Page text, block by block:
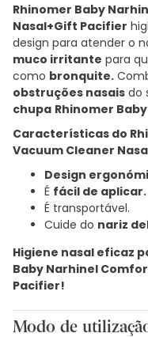
Rhinomer Baby
Nasal+Gift Pacifier
design para atender o
muco irritante para
como bronquite.
obstruções nasais do
chupa Rhinomer Baby
Características do
Vacuum Cleaner
Design
É fácil de aplicar.
É transportável.
Cuide do nariz
Higiene nasal eficaz
Baby Narhinel
Pacifier!
Modo de